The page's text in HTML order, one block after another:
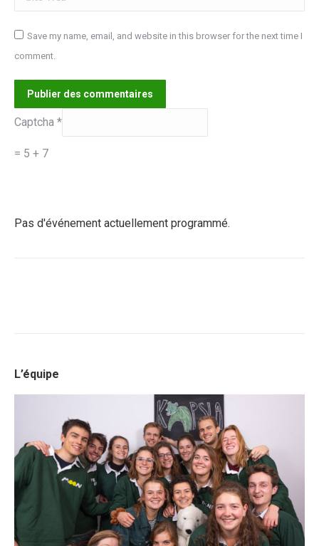
Save my name, email, and website in this browser for the next time I
comment.
Publier des commentaires
Captcha *
= 5 + 7
Pas d'événement actuellement programmé.
L’équipe